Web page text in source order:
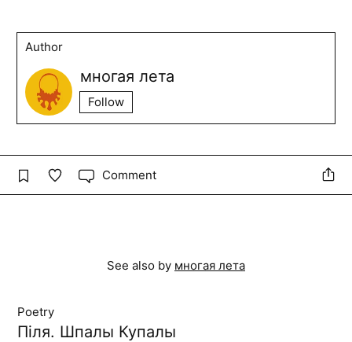
Author
многая лета
Follow
Comment
See also by многая лета
Poetry
Піля. Шпалы Купалы